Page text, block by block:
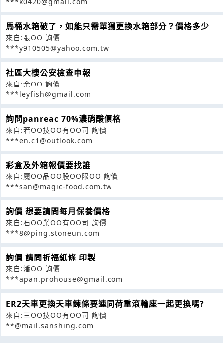
馬桶水箱破了，如能只需單獨更換水箱部分？價格多少
來自:張OO 詢價
***y910505@yahoo.com.tw
社區大樓公安檢查申報
來自:余OO 詢價
***leyfish@gmail.com
詢問panreac 70%濃硝酸價格
來自:若OO技OO有OO司 詢價
***en.c1@outlook.com
彩盒及外箱報價要找誰
來自:魔OO品OO股OO限OO 詢價
***san@magic-food.com.tw
詢價 想要請問每月保養價格
來自:石OO業OO有OO司 詢價
***8@ping.stoneun.com
詢價 請問祈福紙條 印製
來自:潘OO 詢價
***apan.prohouse@gmail.com
ER2天車更換天車鍊條要連同荷重滾輪座一起更換嗎?
來自:三OO技OO有OO司 詢價
**@mail.sanshing.com